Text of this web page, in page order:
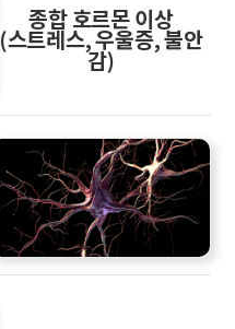
종합 호르몬 이상
(스트레스, 우울증, 불안
감)